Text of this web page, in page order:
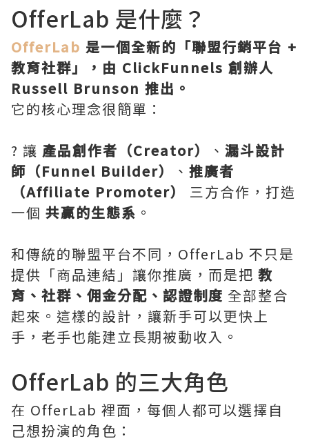
OfferLab 是什麼？
OfferLab 是一個全新的「聯盟行銷平台 +
教育社群」，由 ClickFunnels 創辦人
Russell Brunson 推出。
它的核心理念很簡單：
? 讓 產品創作者（Creator） 、 漏斗設計
師（Funnel Builder）
、 推廣者
（Affiliate Promoter）
三方合作，打造
一個 共贏的生態系 。
和傳統的聯盟平台不同，OfferLab 不只是
提供「商品連結」讓你推廣，而是把 教
育、社群、佣金分配、認證制度 全部整合
起來。這樣的設計，讓新手可以更快上
手，老手也能建立長期被動收入。
OfferLab 的三大角色
在 OfferLab 裡面，每個人都可以選擇自
己想扮演的角色：